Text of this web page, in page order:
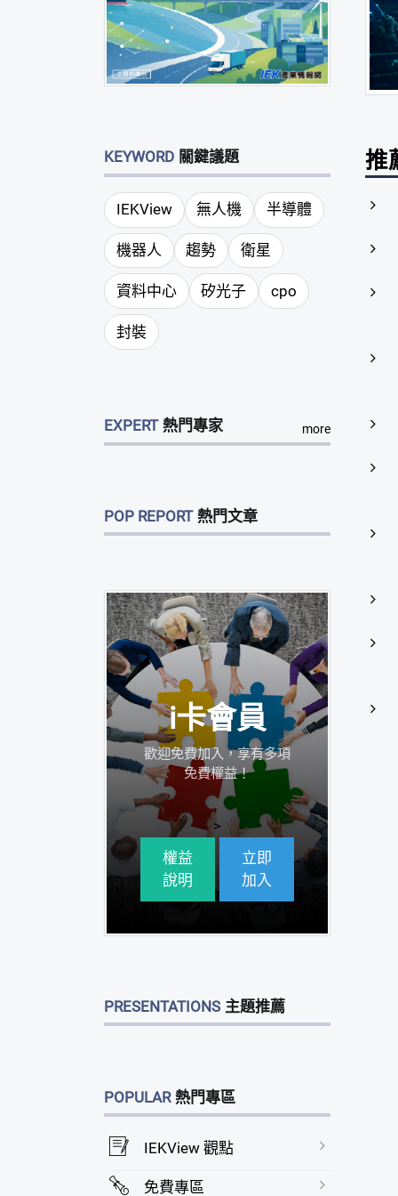
KEYWORD 關鍵議題
IEKView 無人機 半導體
機器人 趨勢 衛星
資料中心 矽光子 cpo
封裝
EXPERT 熱門專家 more
POP REPORT 熱門文章
i卡會員
歡迎免費加入，享有多項
免費權益！
>
權益
說明
立即
加入
PRESENTATIONS 主題推薦
POPULAR 熱門專區
IEKView 觀點
免費專區
推